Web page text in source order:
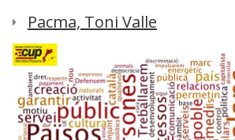
Pacma, Toni Valle